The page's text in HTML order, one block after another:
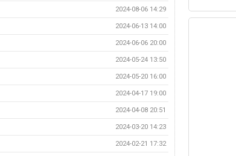
2024-08-06 14:29
2024-06-13 14:00
2024-06-06 20:00
2024-05-24 13:50
2024-05-20 16:00
2024-04-17 19:00
2024-04-08 20:51
2024-03-20 14:23
2024-02-21 17:32